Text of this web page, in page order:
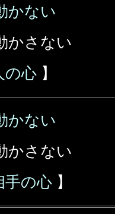
かない
かさない
の心 】
かない
かさない
手の心 】